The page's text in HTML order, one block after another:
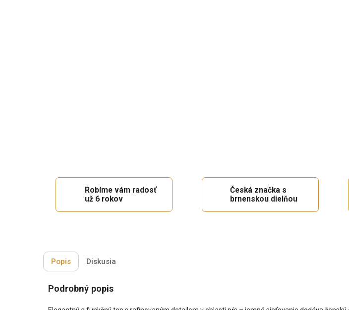
Robíme vám radosť
už 6 rokov
Česká značka s
brnenskou dielňou
Popis Diskusia
Podrobný popis